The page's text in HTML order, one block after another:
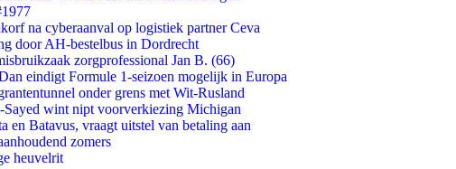
na cyberaanval op logistiek partner Ceva
door AH-bestelbus in Dordrecht
zorgprofessional Jan B. (66)
eindigt Formule 1-seizoen mogelijk in Europa
onder grens met Wit-Rusland
Sayed wint nipt voorverkiezing Michigan
en Batavus, vraagt uitstel van betaling aan
zomers
heuvelrit